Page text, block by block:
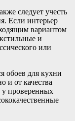
следует учесть
Если интерьер
вариантом
и
или
обоев для кухни
и от качества
проверенных